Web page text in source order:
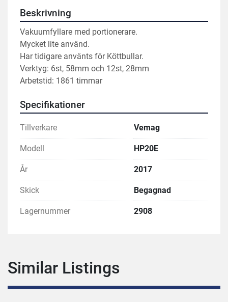
Beskrivning
Vakuumfyllare med portionerare.
Mycket lite använd.
Har tidigare använts för Köttbullar.
Verktyg: 6st, 58mm och 12st, 28mm
Arbetstid: 1861 timmar
Specifikationer
Tillverkare Vemag
Modell HP20E
År 2017
Skick Begagnad
Lagernummer 2908
Similar Listings